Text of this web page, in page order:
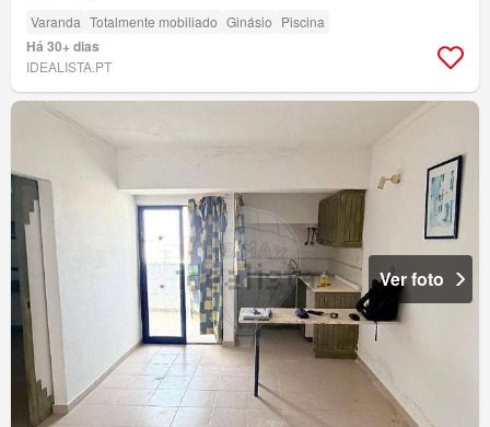
Varanda Totalmente mobiliado Ginásio Piscina
Há 30+ dias
IDEALISTA.PT
Ver foto